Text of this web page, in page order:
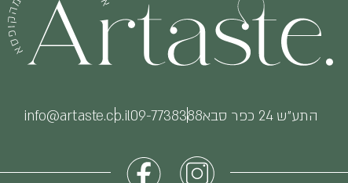
התע״ש 24 כפר סבא 09-7738388
info@artaste.co.il